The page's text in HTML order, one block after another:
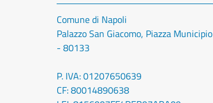
Comune di Napoli
Palazzo San Giacomo, Piazza Municipio
- 80133
P. IVA: 01207650639
CF: 80014890638